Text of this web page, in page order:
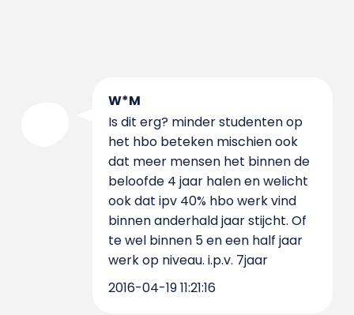
W*M
Is dit erg? minder studenten op
het hbo beteken mischien ook
dat meer mensen het binnen de
beloofde 4 jaar halen en welicht
ook dat ipv 40% hbo werk vind
binnen anderhald jaar stijcht. Of
te wel binnen 5 en een half jaar
werk op niveau. i.p.v. 7jaar
2016-04-19 11:21:16